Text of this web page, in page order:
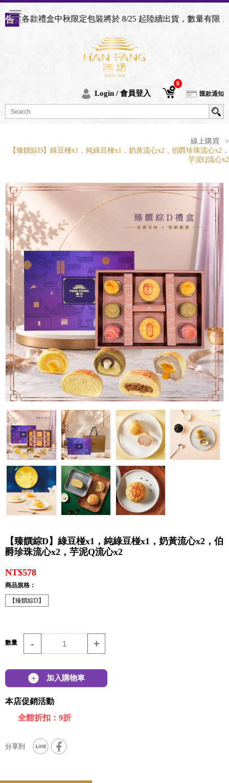
秋限定包裝將於 8/25 起陸續出貨，數量有限，用完後將恢復
Login / 會員登入
0
匯款通知
線上購買
>
【臻饌綜D】綠豆椪x1，純綠豆椪x1，奶黃流心x2，伯爵珍珠流心x2，
芋泥Q流心x2
【臻饌綜D】綠豆椪x1，純綠豆椪x1，奶黃流心x2，伯
爵珍珠流心x2，芋泥Q流心x2
NT$578
商品規格：
【臻饌綜D】
數量 - +
加入購物車
本店促銷活動
全館折扣：9折